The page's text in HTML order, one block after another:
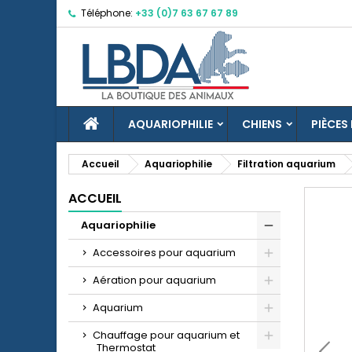
Téléphone: +33 (0)7 63 67 67 89
ACCUEILAQUARIOPHILIE CHIENS
Accueil Aquariophilie Filtration aquarium
ACCUEIL
Aquariophilie
Accessoires pour aquarium
Aération pour aquarium
Aquarium
Chauffage pour aquarium et
Thermostat